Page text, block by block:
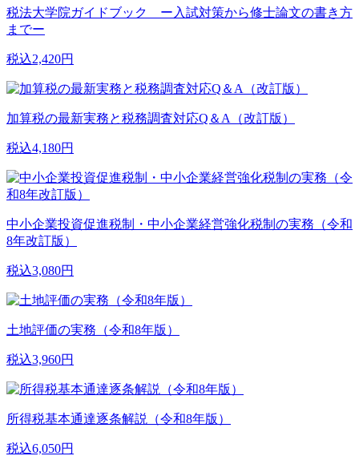
税法大学院ガイドブック ー入試対策から修士論文の書き方
までー
税込2,420円
加算税の最新実務と税務調査対応Q＆A（改訂版）
税込4,180円
中小企業投資促進税制・中小企業経営強化税制の実務（令和
8年改訂版）
税込3,080円
土地評価の実務（令和8年版）
税込3,960円
所得税基本通達逐条解説（令和8年版）
税込6,050円